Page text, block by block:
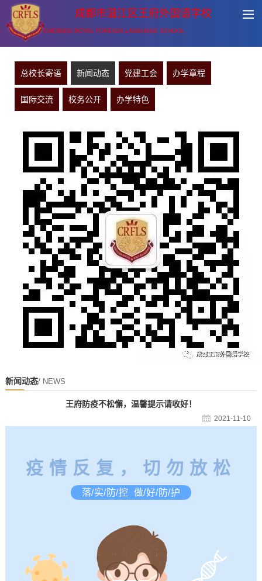
成都市温江区王府外国语学校
CHENGDU ROYAL FOREIGN LANGUAGE SCHOOL
总校长寄语 新闻动态 党建工会 办学章程
国际交流 校务公开 办学特色
新闻动态/ NEWS
王府防疫不松懈，温馨提示请收好！
2021-11-10
疫情 反复，切勿放松
落/实/防/控 做/好/防/护